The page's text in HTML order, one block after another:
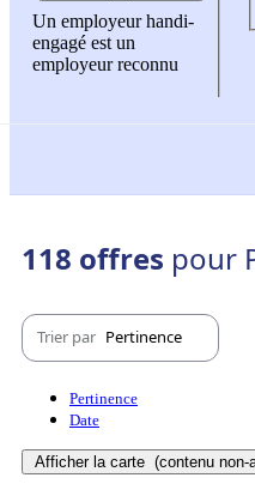
Un employeur handi-
engagé est un
employeur reconnu
118 offres pour
Trier par Pertinence
Pertinence
Date
Afficher la carte (contenu non-